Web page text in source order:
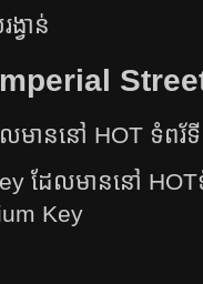
វាន់
Imperial
មាននៅ HOT ទំពរ័
ដែលមាននៅ HOT
Key